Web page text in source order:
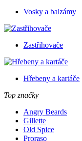
Vosky a balzámy
Zastřihovače
Hřebeny a kartáče
Top značky
Angry Beards
Gillette
Old Spice
Proraso